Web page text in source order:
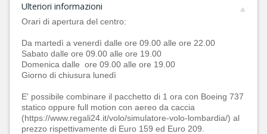
Ulteriori informazioni
Orari di apertura del centro:
Da martedì a venerdì dalle ore 09.00 alle ore 22.00
Sabato dalle ore 09.00 alle ore 19.00
Domenica dalle ore 09.00 alle ore 19.00
Giorno di chiusura lunedì
E' possibile combinare il pacchetto di 1 ora con Boeing 737
statico oppure full motion con aereo da caccia
(https://www.regali24.it/volo/simulatore-volo-lombardia/) al
prezzo rispettivamente di Euro 159 ed Euro 209.